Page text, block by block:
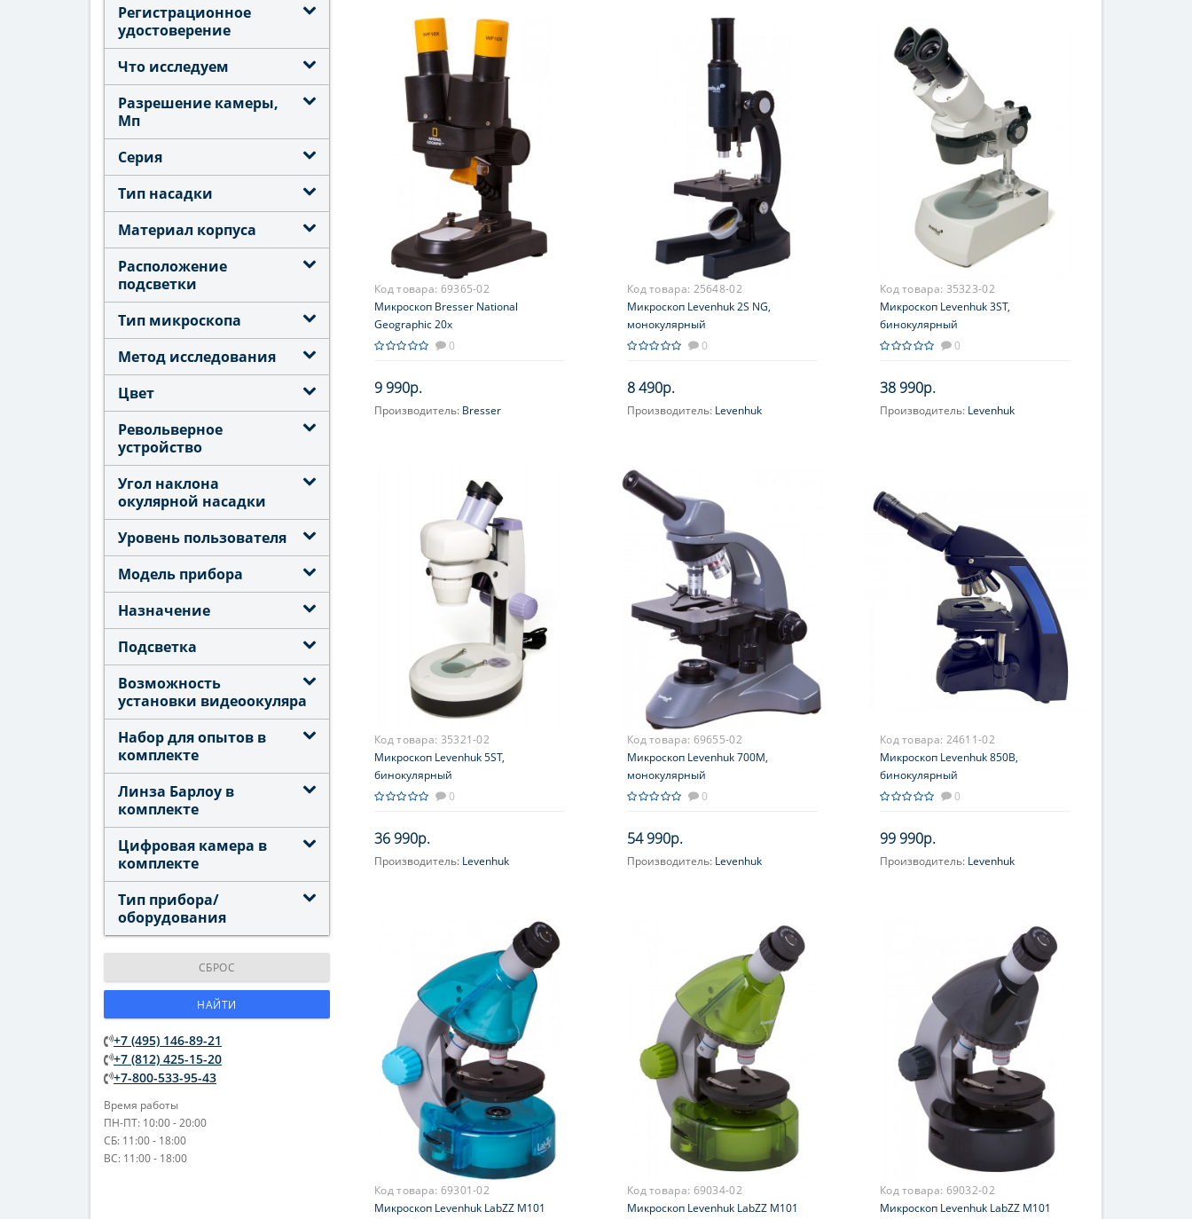
Регистрационное
удостоверение
Что исследуем
Разрешение камеры,
Мп
Серия
Тип насадки
Материал корпуса
Расположение
подсветки
Тип микроскопа
Метод исследования
Цвет
Револьверное
устройство
Угол наклона
окулярной насадки
Уровень пользователя
Модель прибора
Назначение
Подсветка
Возможность
установки видеоокуляра
Набор для опытов в
комплекте
Линза Барлоу в
комплекте
Цифровая камера в
комплекте
Тип прибора/
оборудования
СБРОС
НАЙТИ
+7 (495) 146-89-21
+7 (812) 425-15-20
+7-800-533-95-43
Время работы
ПН-ПТ: 10:00 - 20:00
СБ: 11:00 - 18:00
ВС: 11:00 - 18:00
400; 640
Окуляр (ы):WF10x-16x
(двухпозиционный)
Фокусировка:
(двухпозиционный)
Грубая
400; 640
Окуляр (ы):WF10x-16x
(двухпозиционный)
Фокусировка:Грубая
Код товара: 69365-02
Микроскоп Bresser National
Geographic 20x
0
9 990р.
Производитель: Bresser
Грубая
Код товара: 25648-02
Микроскоп Levenhuk 2S NG,
монокулярный
0
8 490р.
Производитель: Levenhuk
Окуляр (ы):
Фокусировка:
Грубая
Код товара: 35323-02
Микроскоп Levenhuk 3ST,
бинокулярный
0
38 990р.
Производитель: Levenhuk
Фокусировка:
Код товара: 35321-02
Микроскоп Levenhuk 5ST,
бинокулярный
0
36 990р.
Производитель: Levenhuk
Фокусировка:Грубая
Код товара: 69655-02
Микроскоп Levenhuk 700M,
монокулярный
0
54 990р.
Производитель: Levenhuk
40; 80; 100; 200;
WF10x/18 мм; H20x
Фокусировка:
Грубая; Точная
Код товара: 24611-02
Микроскоп Levenhuk 850B,
бинокулярный
0
99 990р.
Производитель: Levenhuk
40; 100; 400; 1000
PLAN WF10х
Фокусировка:Грубая; Точная
Код товара: 69301-02
Микроскоп Levenhuk LabZZ M101
Код товара: 69034-02
Микроскоп Levenhuk LabZZ M101
Код товара: 69032-02
Микроскоп Levenhuk LabZZ M101